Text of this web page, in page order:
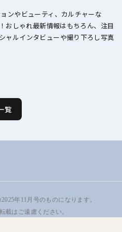
ンやビューティ、カルチャーな
おしゃれ最新情報はもちろん、注目
ャルインタビューや撮り下ろし写真
覧
年11月号のものになります。
載はご遠慮ください。